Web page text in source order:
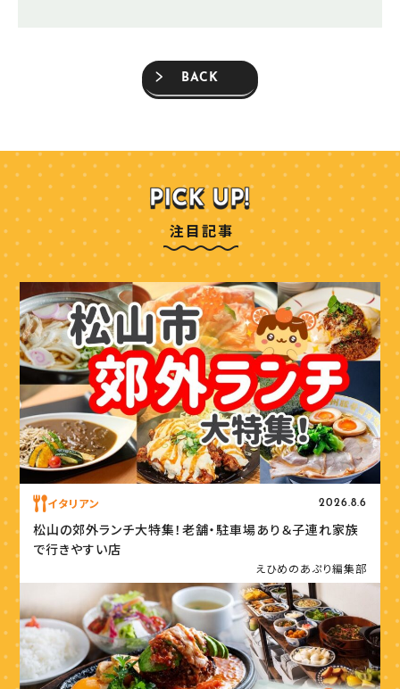
BACK
注目記事
イタリアン 2026.8.6
松山の郊外ランチ大特集！老舗・駐車場あり＆子連れ家族
で行きやすい店
えひめのあぷり編集部